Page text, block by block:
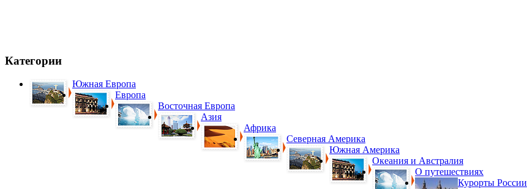
Категории
Южная Европа
Европа
Восточная Европа
Азия
Африка
Северная Америка
Южная Америка
Океания и Австралия
О путешествиях
Курорты России